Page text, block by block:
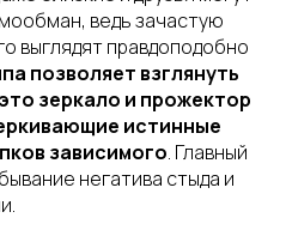
ведь зачастую
выглядят правдоподобно
позволяет взглянуть
зеркало и прожектор
истинные
зависимого. Главный
негатива стыда и